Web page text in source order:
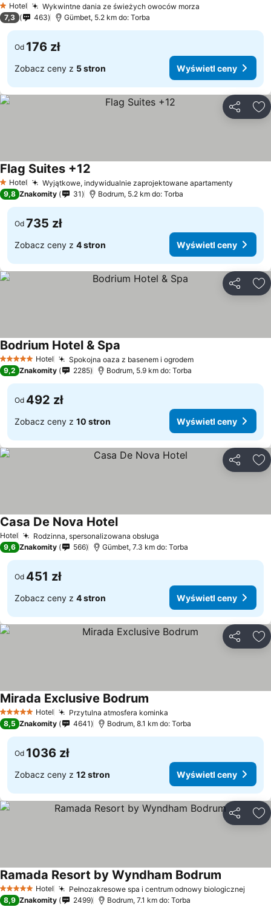
1 Kategoria
Hotel Wykwintne dania ze świeżych owoców morza
7,3 463 Gümbet, 5.2 km do: Torba
Od 176 zł
Zobacz ceny z 5 stron Wyświetl ceny
1 Kategoria
Hotel Wyjątkowe, indywidualnie zaprojektowane apartamenty
Flag Suites +12
9,8 Znakomity 31 Bodrum, 5.2 km do: Torba
Od 735 zł
Zobacz ceny z 4 stron Wyświetl ceny
5 KategoriaHotel Spokojna oaza z basenem i ogrodem
Bodrium Hotel & Spa
9,2 Znakomity 2285 Bodrum, 5.9 km do: Torba
Od 492 zł
Zobacz ceny z 10 stron Wyświetl ceny
Hotel Rodzinna, spersonalizowana obsługa
Casa De Nova Hotel
9,6 Znakomity 566 Gümbet, 7.3 km do: Torba
Od 451 zł
Zobacz ceny z 4 stron Wyświetl ceny
5 KategoriaHotel Przytulna atmosfera kominka
Mirada Exclusive Bodrum
8,5 Znakomity 4641 Bodrum, 8.1 km do: Torba
Od 1036 zł
Zobacz ceny z 12 stron Wyświetl ceny
5 KategoriaHotel Pełnozakresowe spa i centrum odnowy biologicznej
Ramada Resort by Wyndham Bodrum
8,9 Znakomity 2499 Bodrum, 7.1 km do: Torba